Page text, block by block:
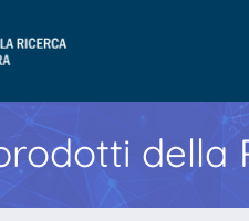
della